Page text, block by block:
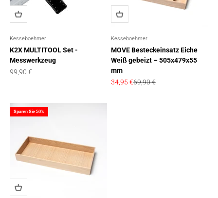
Kesseboehmer
K2X MULTITOOL Set -
Messwerkzeug
Angebot
99,90 €
Kesseboehmer
MOVE Besteckeinsatz Eiche
Weiß gebeizt – 505x479x55
mm
Angebot
34,95 €Regulärer Preis
69,90 €
Sparen Sie 50%